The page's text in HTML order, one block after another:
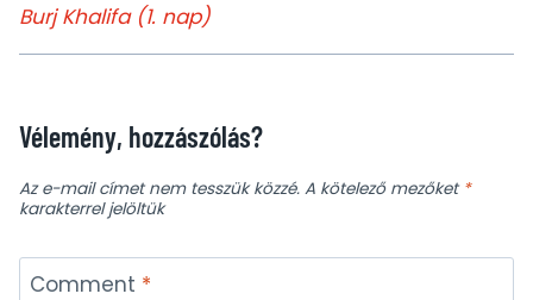
Burj Khalifa (1. nap)
Vélemény, hozzászólás?
Az e-mail címet nem tesszük közzé. A kötelező mezőket *
karakterrel jelöltük
Comment *